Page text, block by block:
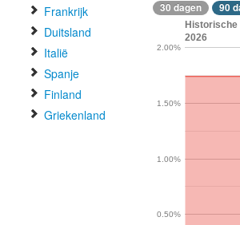
Frankrijk
Duitsland
Italië
Spanje
Finland
Griekenland
30 dagen 90
Historische
2026
0.50%
1.00%
1.50%
2.00%